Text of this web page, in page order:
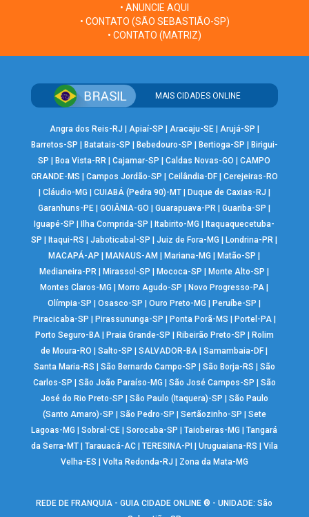
• ANUNCIE AQUI
• CONTATO (SÃO SEBASTIÃO-SP)
• CONTATO (MATRIZ)
MAIS CIDADES ONLINE
Angra dos Reis-RJ | Apiaí-SP | Aracaju-SE| Arujá-SP |
Barretos-SP | Batatais-SP | Bebedouro-SP | Bertioga-SP | Birigui-
SP |Boa Vista-RR |Cajamar-SP |Caldas Novas-GO |CAMPO
GRANDE-MS | Campos Jordão-SP | Ceilândia-DF| Cerejeiras-RO
| Cláudio-MG | CUIABÁ (Pedra 90)-MT| Duque de Caxias-RJ |
Garanhuns-PE |GOIÂNIA-GO |Guarapuava-PR |Guariba-SP |
Iguapé-SP |Ilha Comprida-SP |Itabirito-MG |Itaquaquecetuba-
SP |Itaqui-RS |Jaboticabal-SP |Juiz de Fora-MG |Londrina-PR |
MACAPÁ-AP |MANAUS-AM |Mariana-MG |Matão-SP |
Medianeira-PR |Mirassol-SP |Mococa-SP |Monte Alto-SP |
Montes Claros-MG |Morro Agudo-SP |Novo Progresso-PA |
Olímpia-SP |Osasco-SP |Ouro Preto-MG |Peruíbe-SP |
Piracicaba-SP | Pirassununga-SP | Ponta Porã-MS | Portel-PA|
Porto Seguro-BA| Praia Grande-SP | Ribeirão Preto-SP | Rolim
de Moura-RO |Salto-SP |SALVADOR-BA |Samambaia-DF |
Santa Maria-RS | São Bernardo Campo-SP | São Borja-RS | São
Carlos-SP | São João Paraíso-MG | São José Campos-SP | São
José do Rio Preto-SP | São Paulo (Itaquera)-SP | São Paulo
(Santo Amaro)-SP | São Pedro-SP | Sertãozinho-SP | Sete
Lagoas-MG |Sobral-CE |Sorocaba-SP |Taiobeiras-MG |Tangará
da Serra-MT| Tarauacá-AC| TERESINA-PI | Uruguaiana-RS | Vila
Velha-ES | Volta Redonda-RJ | Zona da Mata-MG
REDE DE FRANQUIA - GUIA CIDADE ONLINE ® - UNIDADE: São